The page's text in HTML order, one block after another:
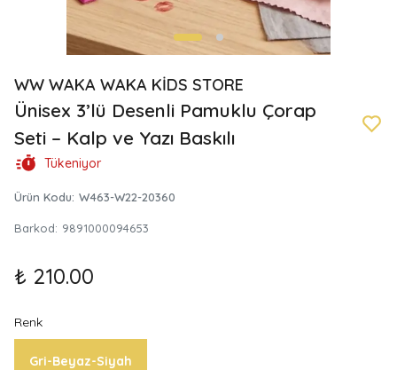
WW WAKA WAKA KİDS STORE
Ünisex 3’lü Desenli Pamuklu Çorap
Seti – Kalp ve Yazı Baskılı
Tükeniyor
Ürün Kodu: W463-W22-20360
Barkod: 9891000094653
₺ 210.00
Renk
Gri-Beyaz-Siyah